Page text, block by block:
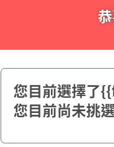
您目前選擇了
您目前尚未挑